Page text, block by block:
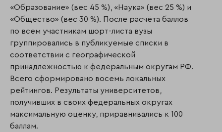
«Образование» (вес 45 %), «Наука» (вес 25 %) и
«Общество» (вес 30 %). После расчёта баллов
по всем участникам шорт-листа вузы
группировались в публикуемые списки в
соответствии с географической
принадлежностью к федеральным округам РФ.
Всего сформировано восемь локальных
рейтингов. Результаты университетов,
получивших в своих федеральных округах
максимальную оценку, приравнивались к 100
баллам.